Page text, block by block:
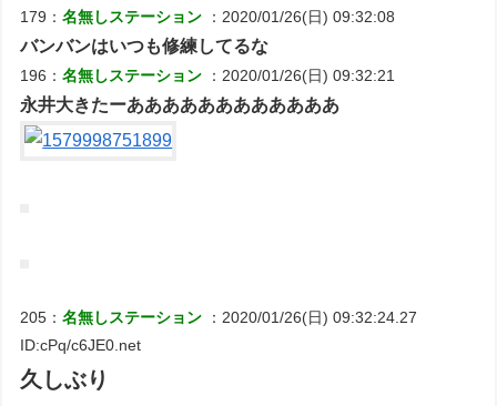
179：名無しステーション ：2020/01/26(日) 09:32:08
バンバンはいつも修練してるな
196：名無しステーション ：2020/01/26(日) 09:32:21
永井大きたーああああああああああああ
205：名無しステーション
：2020/01/26(日) 09:32:24.27
ID:cPq/c6JE0.net
久しぶり